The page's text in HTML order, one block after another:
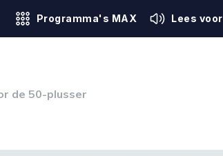
Programma's MAX Lees voor
de 50-plusser